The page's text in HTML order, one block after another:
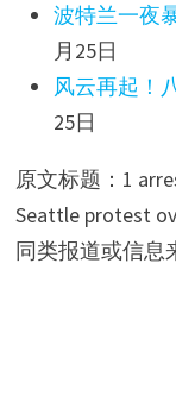
波特兰一夜
月25日
风云再起！
25日
原文标题：1
Seattle protest
同类报道或信息